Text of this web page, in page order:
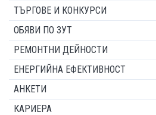
ТЪРГОВЕ И КОНКУРСИ
ОБЯВИ ПО ЗУТ
РЕМОНТНИ ДЕЙНОСТИ
ЕНЕРГИЙНА ЕФЕКТИВНОСТ
АНКЕТИ
КАРИЕРА